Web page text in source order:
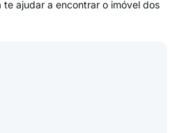
ajudar a encontrar o imóvel dos